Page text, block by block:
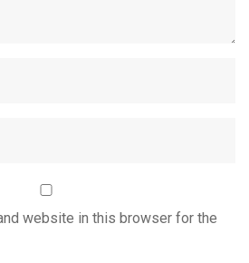
website in this browser for the